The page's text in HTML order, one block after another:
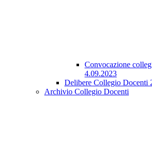
Convocazione
4.09.2023
Delibere Collegio Docenti
Archivio Collegio Docenti